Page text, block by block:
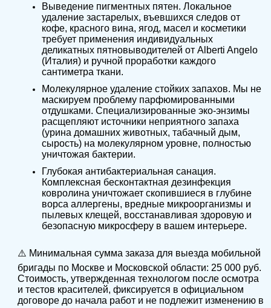
Выведение пигментных пятен. Локальное
удаление застарелых, въевшихся следов от
кофе, красного вина, ягод, масел и косметики
требует применения индивидуальных
деликатных пятновыводителей от Alberti Angelo
(Италия) и ручной проработки каждого
сантиметра ткани.
Молекулярное удаление стойких запахов. Мы не
маскируем проблему парфюмированными
отдушками. Специализированные эко-энзимы
расщепляют источники неприятного запаха
(урина домашних животных, табачный дым,
сырость) на молекулярном уровне, полностью
уничтожая бактерии.
Глубокая антибактериальная санация.
Комплексная бесконтактная дезинфекция
ковролина уничтожает скопившиеся в глубине
ворса аллергены, вредные микроорганизмы и
пылевых клещей, восстанавливая здоровую и
безопасную микросферу в вашем интерьере.
⚠️ Минимальная сумма заказа для выезда мобильной
бригады по Москве и Московской области: 25 000 руб.
Стоимость, утвержденная технологом после осмотра
и тестов красителей, фиксируется в официальном
договоре до начала работ и не подлежит изменению в